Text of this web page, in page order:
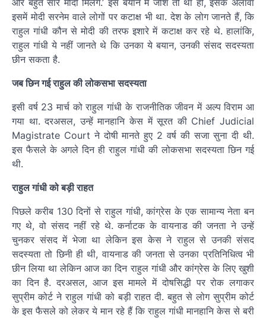
इसमें मोदी सरनेम वाले लोगों पर कटाक्ष भी था. देश के लोग जानते हैं, कि
राहुल गांधी कौन से मोदी की तरफ इशारे में कटाक्ष कर रहे थे. हालांकि,
राहुल गांधी ये नहीं जानते थे कि उनका ये बयान, उनकी संसद सदस्यता
छीन सकता है.
जब छिन गई राहुल की लोकसभा सदस्यता
इसी वर्ष 23 मार्च को राहुल गांधी के राजनीतिक जीवन में अल्प विराम आ
गया था. दरअसल, उन्हें मानहानि केस में सूरत की Chief Judicial
Magistrate Court ने दोषी मानते हुए 2 वर्ष की सजा सुना दी थी.
इस फैसले के अगले दिन ही राहुल गांधी की लोकसभा सदस्यता छिन गई
थी.
राहुल गांधी को बड़ी राहत
पिछले करीब 130 दिनों से राहुल गांधी, कांग्रेस के एक सामान्य नेता बन
गए थे, वो संसद नहीं रहे थे. कर्नाटक के वायनाड की जनता ने उन्हें
चुनकर संसद में भेजा था लेकिन इस केस ने राहुल से उनकी संसद
सदस्यता तो छिनी ही थी, वायनाड की जनता से उनका प्रतिनिधित्व भी
छीन लिया था लेकिन आज का दिन राहुल गांधी और कांग्रेस के लिए खुशी
का दिन है. दरअसल, आज इस मामले में दोषसिद्धी पर रोक लगाकर
सुप्रीम कोर्ट ने राहुल गांधी को बड़ी राहत दी. बहुत से लोग सुप्रीम कोर्ट
के इस फैसले को लेकर ये मान रहे हैं कि राहुल गांधी मानहानि केस से बरी